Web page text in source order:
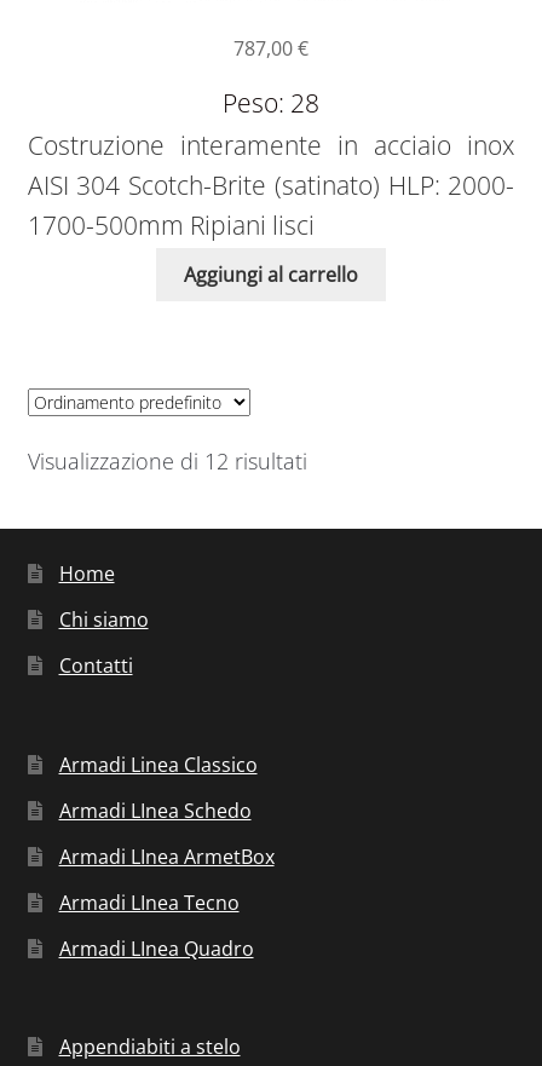
787,00€
Peso: 28
Costruzione interamente in acciaio inox
AISI 304 Scotch-Brite (satinato) HLP: 2000-
1700-500mm Ripiani lisci
Aggiungi al carrello
Visualizzazione di 12 risultati
Home
Chi siamo
Contatti
Armadi Linea Classico
Armadi LInea Schedo
Armadi LInea ArmetBox
Armadi LInea Tecno
Armadi LInea Quadro
Appendiabiti a stelo